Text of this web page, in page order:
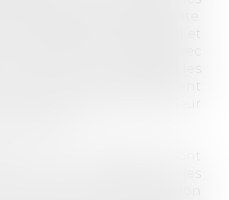
de fixation de prix de vente.
et ses distributeurs (Rexel et
et 2018, et Legrand avec
2015, ont ainsi verrouillé les
clients finaux, empêchant
entre distributeurs et leur
élevées.
que ces pratiques sont
de leur impact sur les
de la forte concentration